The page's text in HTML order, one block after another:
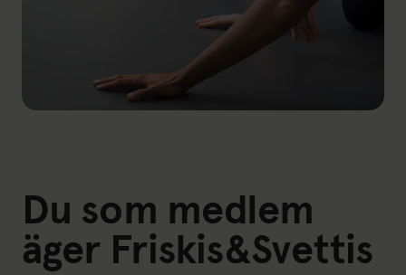
Du som medlem
äger Friskis&Svettis